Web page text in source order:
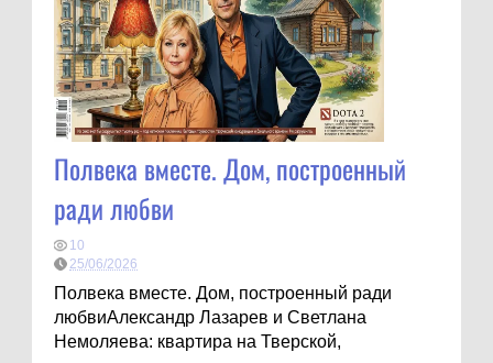
Полвека вместе. Дом, построенный
ради любви
10
25/06/2026
Полвека вместе. Дом, построенный ради
любвиАлександр Лазарев и Светлана
Немоляева: квартира на Тверской,